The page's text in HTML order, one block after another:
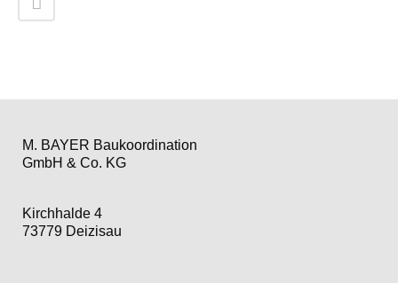
M. BAYER Baukoordination
GmbH & Co. KG
Kirchhalde 4
73779 Deizisau